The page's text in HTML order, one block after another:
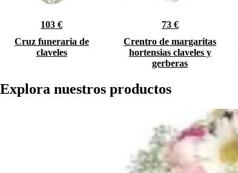
103 €
Cruz funeraria de
claveles
73 €
Crentro de margaritas
hortensias claveles y
gerberas
Explora nuestros productos